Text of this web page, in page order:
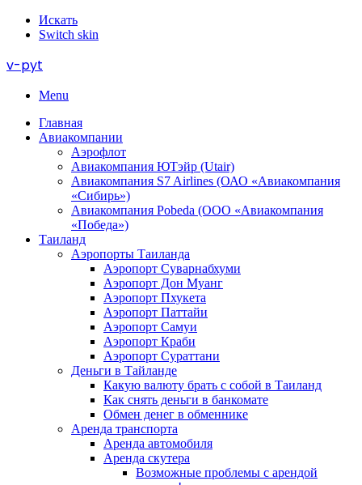
Искать
Switch skin
v-pyt
Menu
Главная
Авиакомпании
Аэрофлот
Авиакомпания ЮТэйр (Utair)
Авиакомпания S7 Airlines (ОАО «Авиакомпания
«Сибирь»)
Авиакомпания Pobeda (ООО «Авиакомпания
«Победа»)
Таиланд
Аэропорты Таиланда
Аэропорт Суварнабхуми
Аэропорт Дон Муанг
Аэропорт Пхукета
Аэропорт Паттайи
Аэропорт Самуи
Аэропорт Краби
Аэропорт Сураттани
Деньги в Тайланде
Какую валюту брать с собой в Таиланд
Как снять деньги в банкомате
Обмен денег в обменнике
Аренда транспорта
Аренда автомобиля
Аренда скутера
Возможные проблемы с арендой